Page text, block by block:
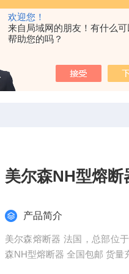
欢迎您！
来自局域网的朋友！有什么可
帮助您的吗？
当前位置： 首页 产品中心
美尔森NH型熔
产品简介
美尔森熔断器 法国，总部位
森NH型熔断器 全国包邮 货量